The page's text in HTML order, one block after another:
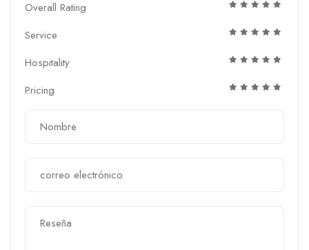
Overall Rating
Service
Hospitality
Pricing